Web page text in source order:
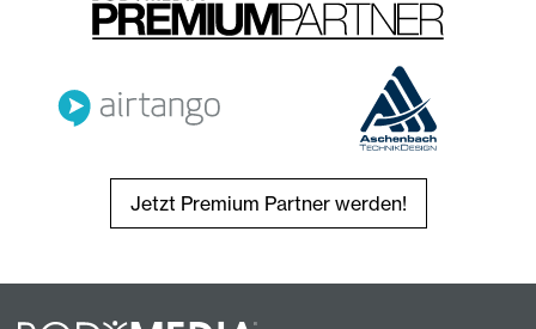
Jetzt Premium Partner werden!